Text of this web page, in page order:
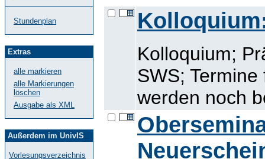
Stundenplan
Extras
alle markieren
alle Markierungen
löschen
Ausgabe als XML
Außerdem im UnivIS
Vorlesungsverzeichnis
Kolloquium;
SWS;
werden noch